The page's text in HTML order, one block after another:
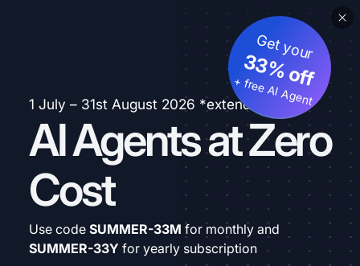
1 July – 31st August 2026 *extended
AI Agents at Zero
Cost
Get your
33% off
+ free AI Agent
Use code SUMMER-33M for monthly and
SUMMER-33Y for yearly subscription